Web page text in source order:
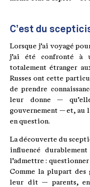
C’est du
Lorsque j’ai voyagé
j’ai été confronté à
totalement étranger
Russes ont cette
de prendre
leur donne —
gouvernement — et,
en question.
La découverte du
influencé
l’admettre :
Comme la plupart des
leur dit — parents,